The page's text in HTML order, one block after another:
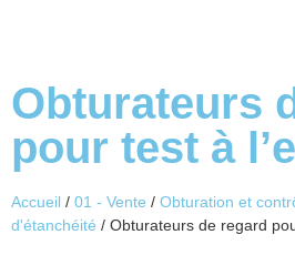
Obturateurs
pour test à
Accueil / 01 - Vente / Obturation et
d'étanchéité / Obturateurs de regard